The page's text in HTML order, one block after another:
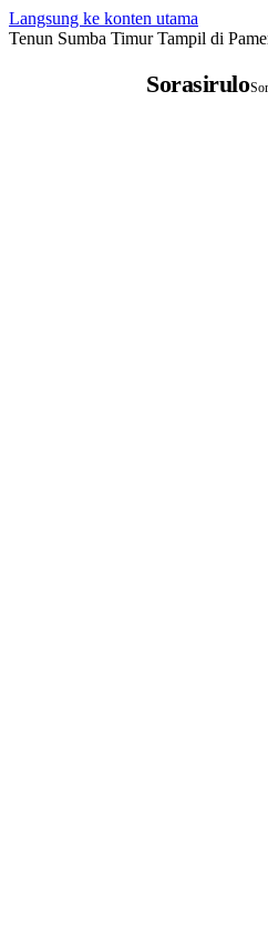
Langsung ke konten utama
Tenun Sumba Timur Tampil di
Sorasirulo